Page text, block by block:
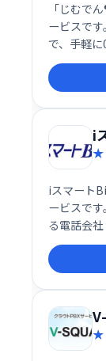
「じむで
ービスで
で、手軽
もプライ
サービスで
i
iスマート
ービスで
る電話会
て利用可
わせた通